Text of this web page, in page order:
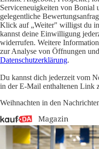
Serviceneuigkeiten von Bonial
gelegentliche
Klick auf „Weiter" willigst du
kannst deine Einwilligung
widerrufen. Weitere
zur Analyse von Öffnungen
Datenschutzerklärung.
Du kannst dich jederzeit vom
in der E-Mail enthaltenen Link
Weihnachten in den